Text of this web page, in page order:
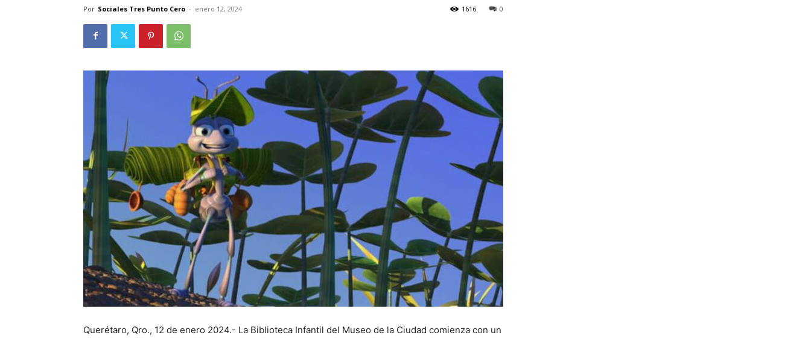
Por Sociales Tres Punto Cero - enero 12, 2024 0
1616
Querétaro, Qro., 12 de enero 2024.- La Biblioteca Infantil del Museo de la Ciudad comienza con un